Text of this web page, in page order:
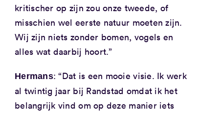
kritischer op zijn zou onze tweede, of
misschien wel eerste natuur moeten zijn.
Wij zijn niets zonder bomen, vogels en
alles wat daarbij hoort.”
Hermans: “Dat is een mooie visie. Ik werk
al twintig jaar bij Randstad omdat ik het
belangrijk vind om op deze manier iets